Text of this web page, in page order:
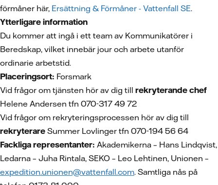
förmåner här, Ersättning & Förmåner - Vattenfall SE.
Ytterligare information
Du kommer att ingå i ett team av Kommunikatörer i
Beredskap, vilket innebär jour och arbete utanför
ordinarie arbetstid.
Placeringsort: Forsmark
Vid frågor om tjänsten hör av dig till rekryterande chef
Helene Andersen tfn 070-317 49 72
Vid frågor om rekryteringsprocessen hör av dig till
rekryterare Summer Lovlinger tfn 070-194 56 64
Fackliga representanter: Akademikerna – Hans Lindqvist,
Ledarna – Juha Rintala, SEKO – Leo Lehtinen, Unionen –
expedition.unionen@vattenfall.com. Samtliga nås på